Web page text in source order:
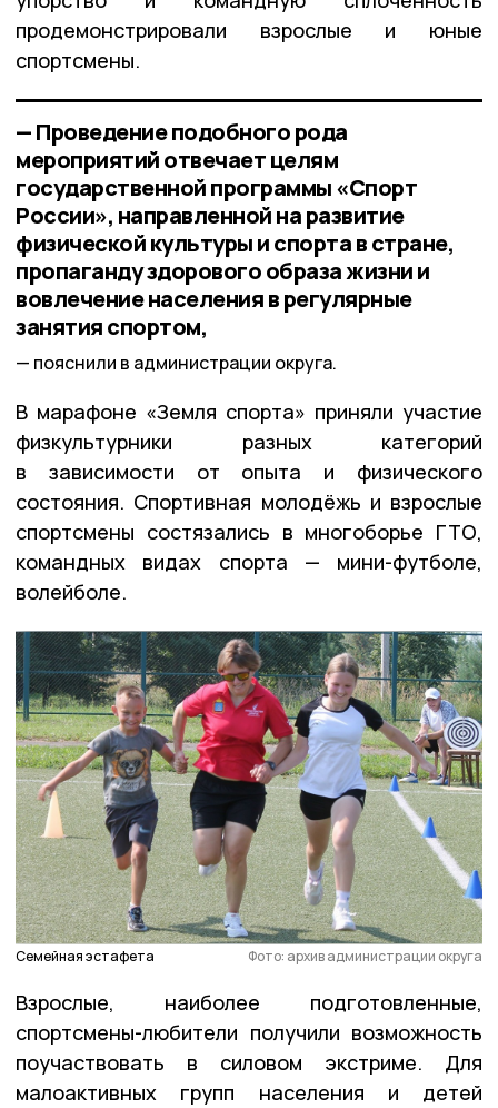
продемонстрировали взрослые и юные
спортсмены.
— Проведение подобного рода
мероприятий отвечает целям
государственной программы «Спорт
России», направленной на развитие
физической культуры и спорта в стране,
пропаганду здорового образа жизни и
вовлечение населения в регулярные
занятия спортом,
пояснили в администрации округа.
В марафоне «Земля спорта» приняли участие
физкультурники разных категорий
в зависимости от опыта и физического
состояния. Спортивная молодёжь и взрослые
спортсмены состязались в многоборье ГТО,
командных видах спорта — мини-футболе,
волейболе.
Семейная эстафета Фото: архив администрации округа
Взрослые, наиболее подготовленные,
спортсмены-любители получили возможность
поучаствовать в силовом экстриме. Для
малоактивных групп населения и детей